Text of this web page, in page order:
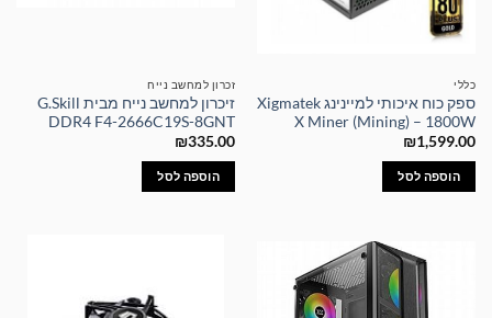
כללי
ספק כוח איכותי למיינינג Xigmatek
X Miner (Mining) – 1800W
₪1,599.00
הוספה לסל
זכרון למחשב נייח
זיכרון למחשב נייח מבית G.Skill
DDR4 F4-2666C19S-8GNT
₪335.00
הוספה לסל